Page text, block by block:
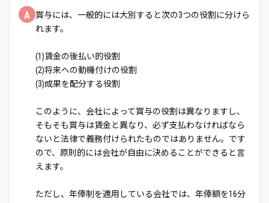
A
賞与には、一般的には大別すると次の3つの役割に分けら
れます。
(1)賃金の後払い的役割
(2)将来への動機付けの役割
(3)成果を配分する役割
このように、会社によって賞与の役割は異なりますし、
そもそも賞与は賃金と異なり、必ず支払わなければなら
ないと法律で義務付けられたものではありません。です
ので、原則的には会社が自由に決めることができると言
えます。
ただし、年俸制を適用している会社では、年俸額を16分